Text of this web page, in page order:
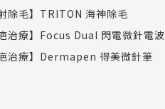
射除毛】TRITON 海神除毛
疤治療】Focus Dual 閃電微針電波
疤治療】Dermapen 得美微針筆